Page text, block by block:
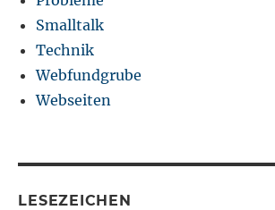
Smalltalk
Technik
Webfundgrube
Webseiten
LESEZEICHEN